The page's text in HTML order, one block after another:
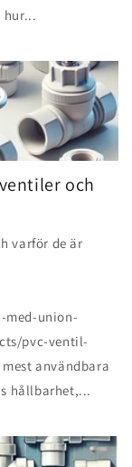
hur...
och
varför de är
med-union-
pvc-ventil-
användbara
hållbarhet,...